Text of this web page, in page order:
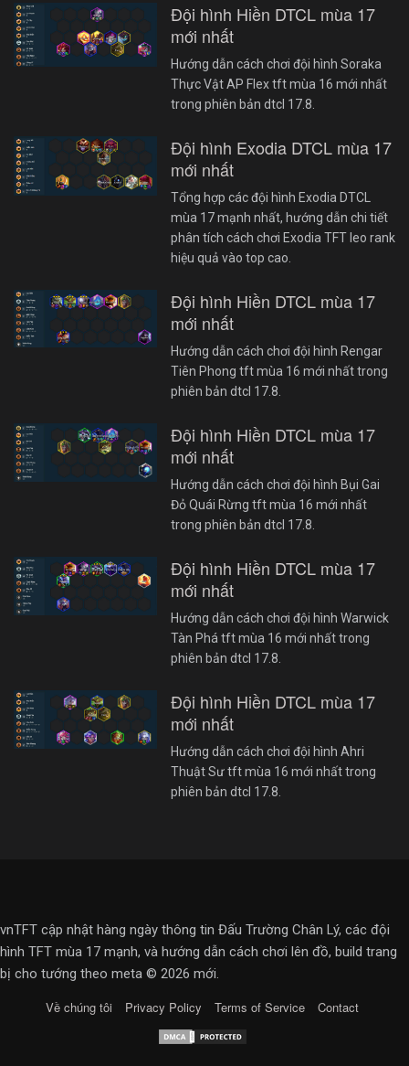
Đội hình Hiền DTCL mùa 17
mới nhất
Hướng dẫn cách chơi đội hình Soraka
Thực Vật AP Flex tft mùa 16 mới nhất
trong phiên bản dtcl 17.8.
Đội hình Exodia DTCL mùa 17
mới nhất
Tổng hợp các đội hình Exodia DTCL
mùa 17 mạnh nhất, hướng dẫn chi tiết
phân tích cách chơi Exodia TFT leo rank
hiệu quả vào top cao.
Đội hình Hiền DTCL mùa 17
mới nhất
Hướng dẫn cách chơi đội hình Rengar
Tiên Phong tft mùa 16 mới nhất trong
phiên bản dtcl 17.8.
Đội hình Hiền DTCL mùa 17
mới nhất
Hướng dẫn cách chơi đội hình Bụi Gai
Đỏ Quái Rừng tft mùa 16 mới nhất
trong phiên bản dtcl 17.8.
Đội hình Hiền DTCL mùa 17
mới nhất
Hướng dẫn cách chơi đội hình Warwick
Tàn Phá tft mùa 16 mới nhất trong
phiên bản dtcl 17.8.
Đội hình Hiền DTCL mùa 17
mới nhất
Hướng dẫn cách chơi đội hình Ahri
Thuật Sư tft mùa 16 mới nhất trong
phiên bản dtcl 17.8.
vnTFT cập nhật hàng ngày thông tin Đấu Trường Chân Lý, các đội
hình TFT mùa 17 mạnh, và hướng dẫn cách chơi lên đồ, build trang
bị cho tướng theo meta © 2026 mới.
Về chúng tôi Privacy Policy Terms of Service Contact